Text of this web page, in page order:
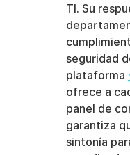
TI. Su
seguridad
plataforma
ofrece a
panel de
garantiza
sintonía